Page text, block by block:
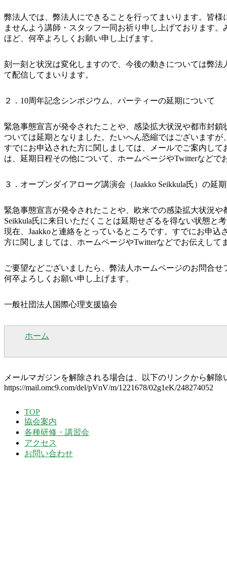
弊法人では、弊法人にできることを行ってまいります。皆
ませんよう講師・スタッフ一同お祈り申し上げております
ほど、何卒よろしくお願い申し上げます。
刻一刻と状況は変化しますので、今後の動きについては弊法
て配信してまいります。
２．10周年記念シンポジウム、パーティーの延期について
緊急事態宣言が発令されたことや、感染拡大状況や都市封
ついては延期となりました。たいへん恐縮ではございます
すでにお申込された方に関しましては、メールでご案内し
は、延期日程その他について、ホームページやTwitterなど
３．オープンダイアローグ講演会（Jaakko Seikkula氏）の延
緊急事態宣言が発令されたことや、欧米での感染拡大状況
Seikkula氏に来日いただくことは延期せざるを得ない状態と
現在、Jaakkoと連絡をとっているところです。すでにお申
方に関しましては、ホームページやTwitterなどでお伝えし
ご要望などございましたら、弊法人ホームページのお問合
何卒よろしくお願い申し上げます。
一般社団法人国際心理支援協会
ホーム
メールマガジンを解除される場合は、以下のリンクから解除
https://mail.omc9.com/del/pVnV/m/1221678/02g1eK/248274052
2020-
TOP
協会案内
各種研修・講習会
アクセス
お問い合わせ